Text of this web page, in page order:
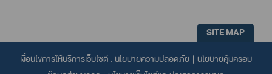
SITE MAP
เงื่อนไขการให้บริการเว็บไซต์ : นโยบายความปลอดภัย | นโยบายคุ้มครอบ